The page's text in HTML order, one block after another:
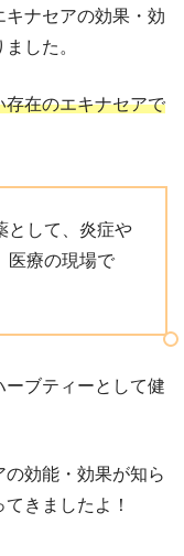
ナセアの効果・効
した。
存在のエキナセアで
として、炎症や
医療の現場で
ブティーとして健
効能・効果が知ら
きましたよ！